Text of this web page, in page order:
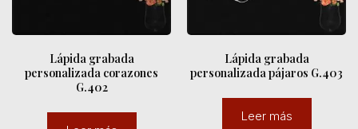
Lápida grabada
personalizada corazones
G.402
Lápida grabada
personalizada pájaros G.403
Leer más